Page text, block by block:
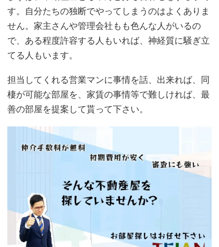
す。自分たちの独断でやってしまうのはよくありま
せん。家主さんや管理会社もも色んな人がいるの
で、ある程度許容する人もいれば、神経質に騒ぎ立
てる人もいます。
担当してくれる営業マンに事情を話、出来れば、同
棲が可能な部屋を、家賃の事情等で難しければ、最
善の部屋を提案して貰って下さい。